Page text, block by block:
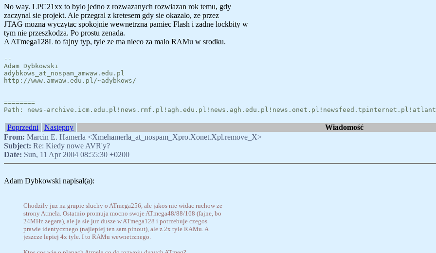
No way. LPC21xx to bylo jedno z rozwazanych rozwiazan rok temu, gdy
zaczynal sie projekt. Ale przegral z kretesem gdy sie okazalo, ze przez
JTAG mozna wyczytac spokojnie wewnetrzna pamiec Flash i zadne lockbity w
tym nie przeszkodza. Po prostu zenada.
A ATmega128L to fajny typ, tyle ze ma nieco za malo RAMu w srodku.
--
Adam Dybkowski
adybkows_at_nospam_amwaw.edu.pl
http://www.amwaw.edu.pl/~adybkows/
========
Path: news-
Poprzedni Następny Wiadomość
From: Marcin E. Hamerla <Xmehamerla_at_nospam_Xpro.Xonet.Xpl.remove_X>
Subject: Re: Kiedy nowe AVR'y?
Date: Sun, 11 Apr 2004 08:55:30 +0200
Adam Dybkowski napisal(a):
Chodzily juz na grupie sluchy o ATmega256, ale jakos nie widac ruchow ze
strony Atmela. Ostatnio promuja mocno swoje ATmega48/88/168 (fajne, bo
24MHz zegara), ale ja sie juz dusze w ATmega128 i potrzebuje czegos
prawie identycznego (najlepiej ten sam pinout), ale z 2x tyle RAMu. A
jeszcze lepiej 4x tyle. I to RAMu wewnetrznego.